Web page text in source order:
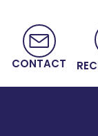
CONTACT